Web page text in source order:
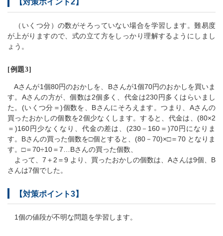
【対策ポイント2】
（いくつ分）の数がそろっていない場合を学習します。難易度
が上がりますので、式の立て方をしっかり理解するようにしまし
ょう。
[例題3]
Aさんが1個80円のおかしを、Bさんが1個70円のおかしを買いま
す。Aさんの方が、個数は2個多く、代金は230円多くはらいまし
た。(いくつ分＝)個数を、Bさんにそろえます。つまり、Aさんの
買ったおかしの個数を2個少なくします。すると、代金は、(80×2
＝)160円少なくなり、代金の差は、(230－160＝)70円になりま
す。Bさんの買った個数を□個とすると、(80－70)×□＝70 となりま
す。□＝70÷10＝7…Bさんの買った個数、
よって、7＋2＝9 より、買ったおかしの個数は、Aさんは9個、B
さんは7個でした。
【対策ポイント3】
1個の値段が不明な問題を学習します。